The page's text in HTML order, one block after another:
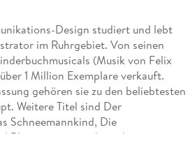
Design studiert und lebt
im Ruhrgebiet. Von seinen
(Musik von Felix
1 Million Exemplare verkauft.
gehören sie zu den beliebtesten
Weitere Titel sind Der
Schneemannkind, Die
Blaumann sowie die weltweit